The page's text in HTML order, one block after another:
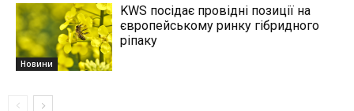
Новини
KWS посідає провідні позиції на
європейському ринку гібридного
ріпаку